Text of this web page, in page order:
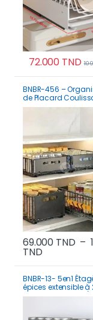
72.000 TND
BNBR-456 –
de Placard
Pliable acier
69.000 TND –
TNDPlage de
BNBR-13- 5en1
épices extensible à
INOX pour cuisine (2